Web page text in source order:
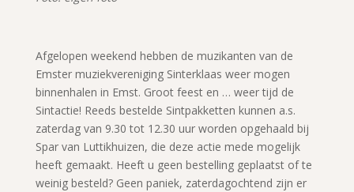
Afgelopen weekend hebben de muzikanten van de
Emster muziekvereniging Sinterklaas weer mogen
binnenhalen in Emst. Groot feest en … weer tijd de
Sintactie! Reeds bestelde Sintpakketten kunnen a.s.
zaterdag van 9.30 tot 12.30 uur worden opgehaald bij
Spar van Luttikhuizen, die deze actie mede mogelijk
heeft gemaakt. Heeft u geen bestelling geplaatst of te
weinig besteld? Geen paniek, zaterdagochtend zijn er